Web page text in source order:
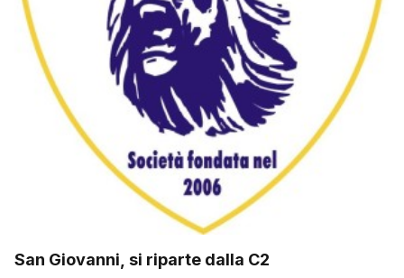
San Giovanni, si riparte dalla C2